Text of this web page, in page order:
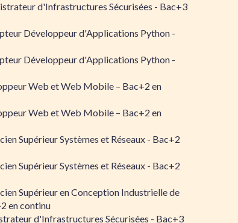
d'Infrastructures Sécurisées - Bac+3
Développeur d'Applications Python -
Développeur d'Applications Python -
Web et Web Mobile – Bac+2 en
Web et Web Mobile – Bac+2 en
Supérieur Systèmes et Réseaux - Bac+2
Supérieur Systèmes et Réseaux - Bac+2
Supérieur en Conception Industrielle de
en continu
d'Infrastructures Sécurisées - Bac+3